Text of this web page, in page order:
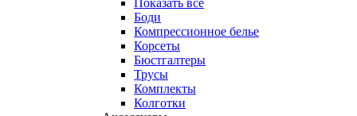
Показать все
Боди
Компрессионное белье
Корсеты
Бюстгалтеры
Трусы
Комплекты
Колготки